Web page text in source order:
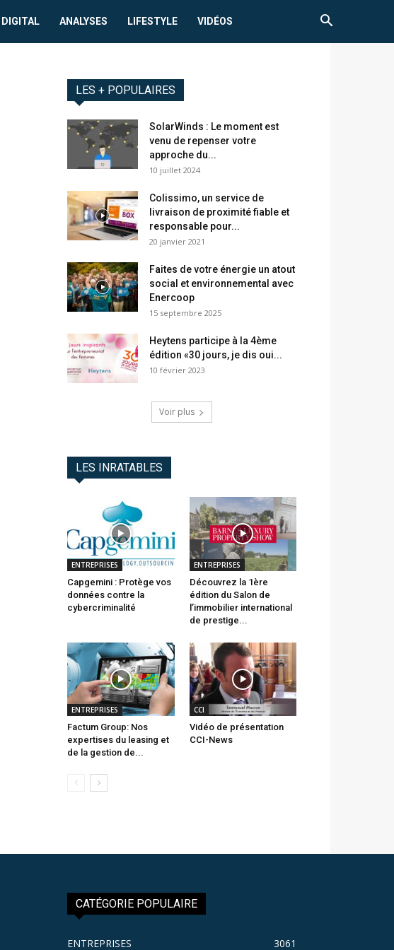
DIGITAL ANALYSES LIFESTYLE VIDÉOS
LES + POPULAIRES
SolarWinds : Le moment est
venu de repenser votre
approche du...
10 juillet 2024
Colissimo, un service de
livraison de proximité fiable et
responsable pour...
20 janvier 2021
Faites de votre énergie un atout
social et environnemental avec
Enercoop
15 septembre 2025
Heytens participe à la 4ème
édition «30 jours, je dis oui...
10 février 2023
Voir plus
LES INRATABLES
ENTREPRISES
Capgemini : Protège vos
données contre la
cybercriminalité
ENTREPRISES
Découvrez la 1ère
édition du Salon de
l’immobilier international
de prestige...
ENTREPRISES
Factum Group: Nos
expertises du leasing et
de la gestion de...
CCI
Vidéo de présentation
CCI-News
CATÉGORIE POPULAIRE
ENTREPRISES 3061